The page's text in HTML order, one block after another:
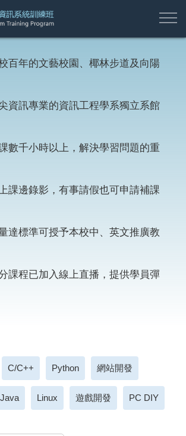
業
名
名
資
於
本
願
專
註
登
入
搜尋
百年的文藝校園、椰林步道及向陽
資訊專業的資訊工程學系獨立系館
數千小時以上，解決學習問題的重
課邊錄影，有事請假也可申請補課
達標準可授予本校中、英文推廣教
課程已加入線上直播，提供學員彈
C/C++ Python 網站開發
Java Linux 遊戲開發 PC DIY